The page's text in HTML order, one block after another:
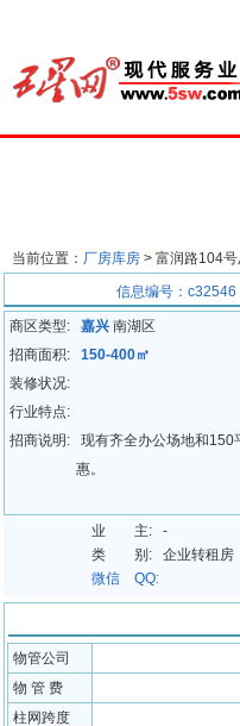
当前位置： 厂房库房 > 富润路104
信息编号：c32546
商区类型: 嘉兴 南湖区
招商面积:
150-400㎡
装修状况:
行业特点:
招商说明:
现有齐全办公场地和150
惠。
业 主: -
类 别:
企业转租房
微信 QQ:
物管公司
物 管 费
柱网跨度